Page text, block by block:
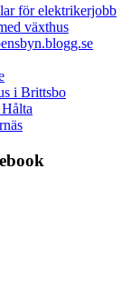
för elektrikerjobb
växthus
i Brittsbo